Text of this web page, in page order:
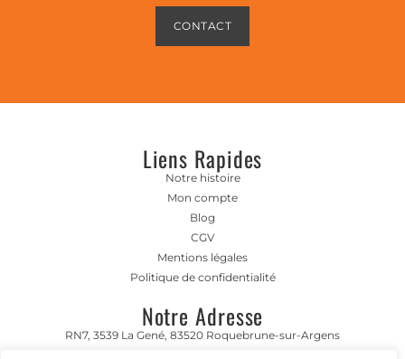
CONTACT
Liens Rapides
Notre histoire
Mon compte
Blog
CGV
Mentions légales
Politique de confidentialité
Notre Adresse
RN7, 3539 La Gené, 83520 Roquebrune-sur-Argens